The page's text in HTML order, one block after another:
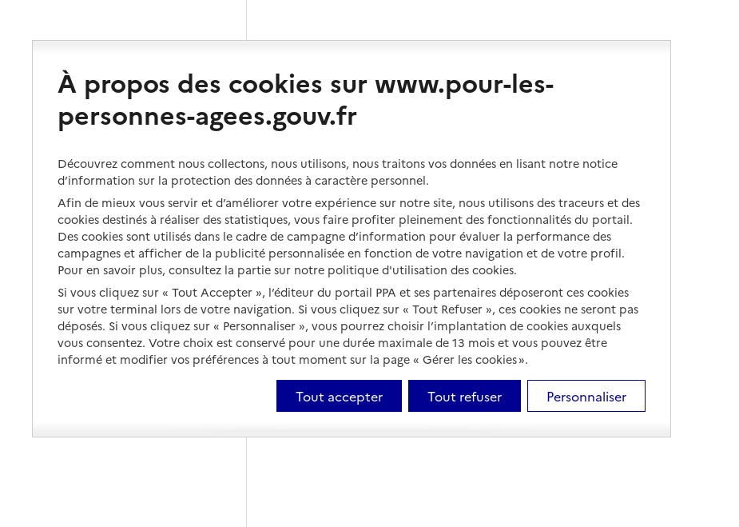
À propos des cookies sur www.pour-les-
personnes-agees.gouv.fr
Découvrez comment nous collectons, nous utilisons, nous traitons vos données en lisant notre notice
d’information sur la protection des données à caractère personnel.
Afin de mieux vous servir et d’améliorer votre expérience sur notre site, nous utilisons des traceurs et des
cookies destinés à réaliser des statistiques, vous faire profiter pleinement des fonctionnalités du portail.
Des cookies sont utilisés dans le cadre de campagne d’information pour évaluer la performance des
campagnes et afficher de la publicité personnalisée en fonction de votre navigation et de votre profil.
Pour en savoir plus, consultez la partie sur notre politique d'utilisation des cookies.
Si vous cliquez sur « Tout Accepter », l’éditeur du portail PPA et ses partenaires déposeront ces cookies
sur votre terminal lors de votre navigation. Si vous cliquez sur « Tout Refuser », ces cookies ne seront pas
déposés. Si vous cliquez sur « Personnaliser », vous pourrez choisir l’implantation de cookies auxquels
vous consentez. Votre choix est conservé pour une durée maximale de 13 mois et vous pouvez être
informé et modifier vos préférences à tout moment sur la page « Gérer les cookies ».
Tout accepter Tout refuser Personnaliser